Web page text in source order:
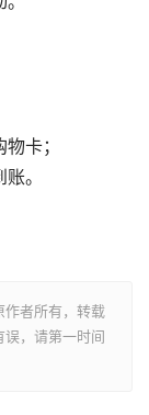
卡；
。
作者所有，转载
，请第一时间